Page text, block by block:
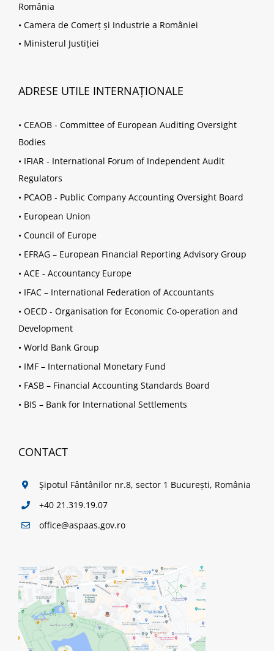
România
• Camera de Comerț și Industrie a României
• Ministerul Justiției
ADRESE UTILE INTERNAȚIONALE
• CEAOB - Committee of European Auditing Oversight
Bodies
• IFIAR - International Forum of Independent Audit
Regulators
• PCAOB - Public Company Accounting Oversight Board
• European Union
• Council of Europe
• EFRAG – European Financial Reporting Advisory Group
• ACE - Accountancy Europe
• IFAC – International Federation of Accountants
• OECD - Organisation for Economic Co-operation and
Development
• World Bank Group
• IMF – International Monetary Fund
• FASB – Financial Accounting Standards Board
• BIS – Bank for International Settlements
CONTACT
Șipotul Fântânilor nr.8, sector 1 București, România
+40 21.319.19.07
office@aspaas.gov.ro